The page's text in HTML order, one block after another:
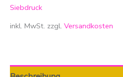
Siebdruck
inkl. MwSt. zzgl. Versandkosten